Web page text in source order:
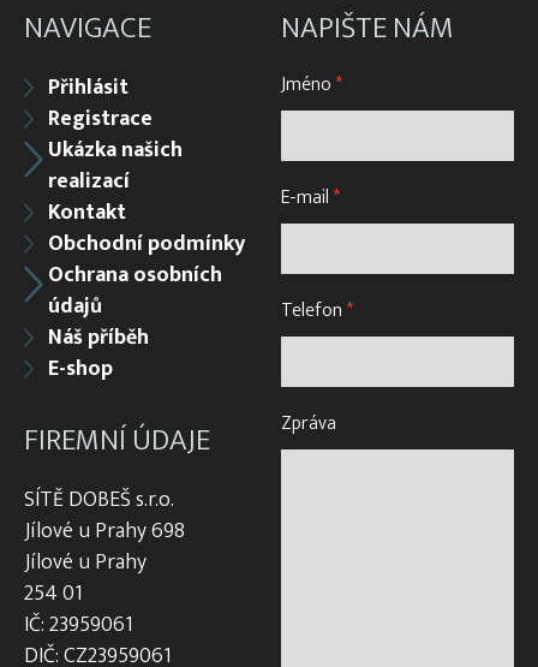
Vzduchování
Zpracovatelský/technologický stůl
NAVIGACE
Přihlásit
Registrace
Ukázka našich
realizací
Kontakt
Obchodní podmínky
Ochrana osobních
údajů
Náš příběh
E-shop
FIREMNÍ ÚDAJE
SÍTĚ DOBEŠ s.r.o.
Jílové u Prahy 698
Jílové u Prahy
254 01
IČ: 23959061
DIČ: CZ23959061
NAPIŠTE NÁM
Jméno*
E-mail*
Telefon*
Zpráva